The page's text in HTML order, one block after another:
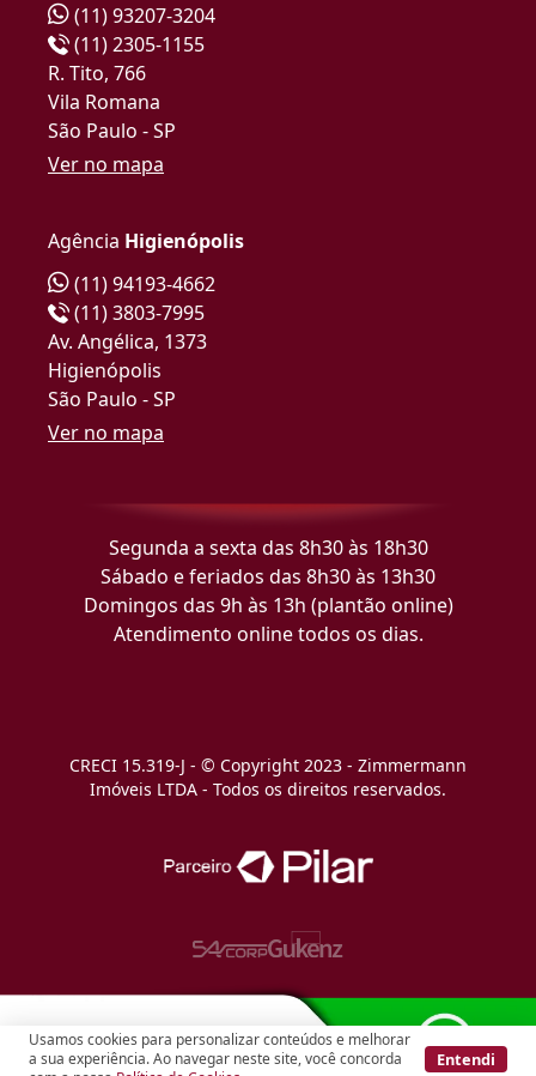
Usamos cookies para personalizar conteúdos e melhorar
a sua experiência. Ao navegar neste site, você concorda
Entendi
(11) 93207-3204
(11) 2305-1155
R. Tito, 766
Vila Romana
São Paulo - SP
Ver no mapa
Agência Higienópolis
(11) 94193-4662
(11) 3803-7995
Av. Angélica, 1373
Higienópolis
São Paulo - SP
Ver no mapa
Segunda a sexta das 8h30 às 18h30
Sábado e feriados das 8h30 às 13h30
Domingos das 9h às 13h (plantão online)
Atendimento online todos os dias.
CRECI 15.319-J - © Copyright 2023 - Zimmermann
Imóveis LTDA - Todos os direitos reservados.